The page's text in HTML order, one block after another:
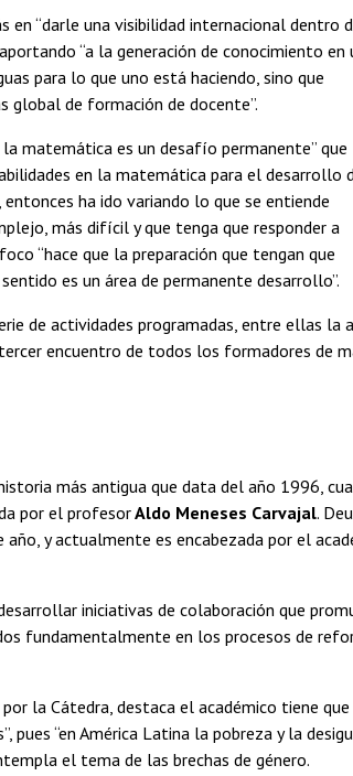
en “darle una visibilidad internacional dentro
“a la generación de conocimiento en
para lo que uno está haciendo, sino que
global de formación de docente”.
matemática es un desafío permanente” que
en la matemática para el desarrollo
ha ido variando lo que se entiende
más difícil y que tenga que responder a
“hace que la preparación que tengan que
es un área de permanente desarrollo”.
de actividades programadas, entre ellas la
encuentro de todos los formadores de
más antigua que data del año 1996,
por el profesorAldo Meneses Carvajal.
y actualmente es encabezada por el
iniciativas de colaboración que
fundamentalmente en los procesos de
la Cátedra, destaca el académico tiene
pues “en América Latina la pobreza y la
el tema de las brechas de género.